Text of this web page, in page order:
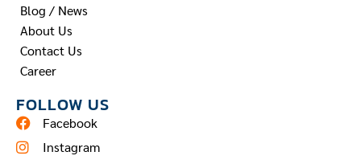
Blog / News
About Us
Contact Us
Career
FOLLOW US
Facebook
Instagram